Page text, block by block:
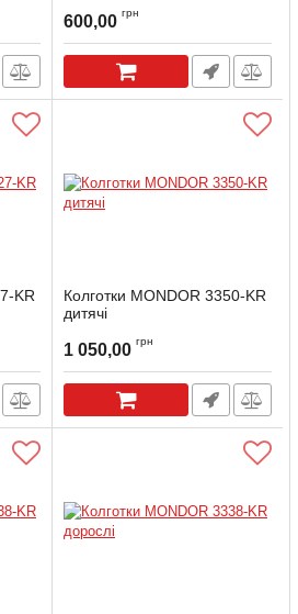
600,00 грн
KR
Колготки MONDOR 3350-KR
дитячі
1 050,00 грн